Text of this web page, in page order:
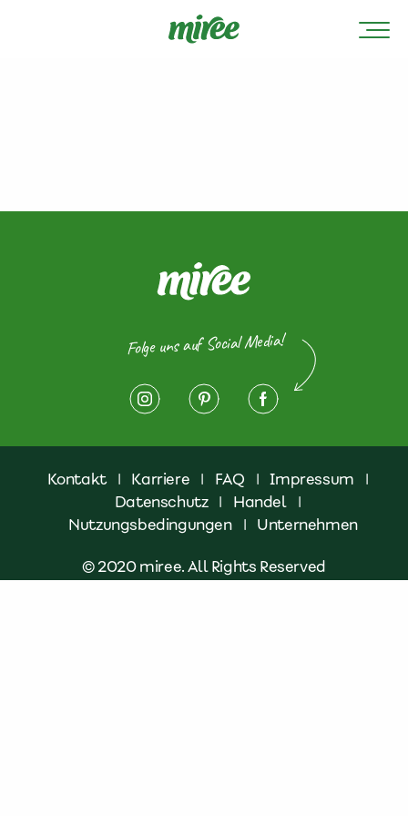
Folge uns auf Social Media!
Kontakt | Karriere | FAQ | Impressum
|
Datenschutz | Handel
|
Nutzungsbedingungen
| Unternehmen
© 2020 miree. All Rights Reserved